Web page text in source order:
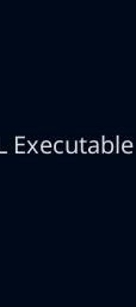
Executable